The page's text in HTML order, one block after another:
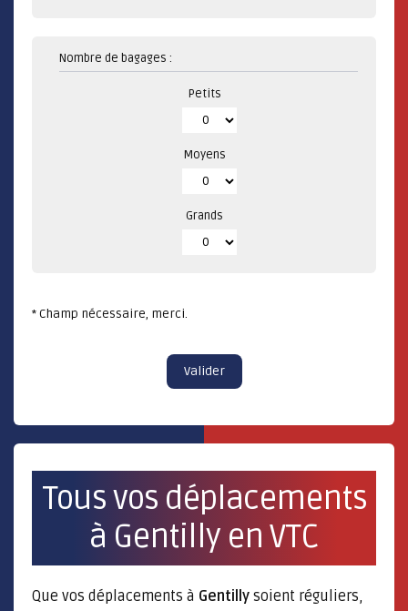
Nombre de bagages :
Petits
Moyens
Grands
* Champ nécessaire, merci.
Valider
Tous vos déplacements
à Gentilly en VTC
Que vos déplacements à Gentilly soient réguliers,